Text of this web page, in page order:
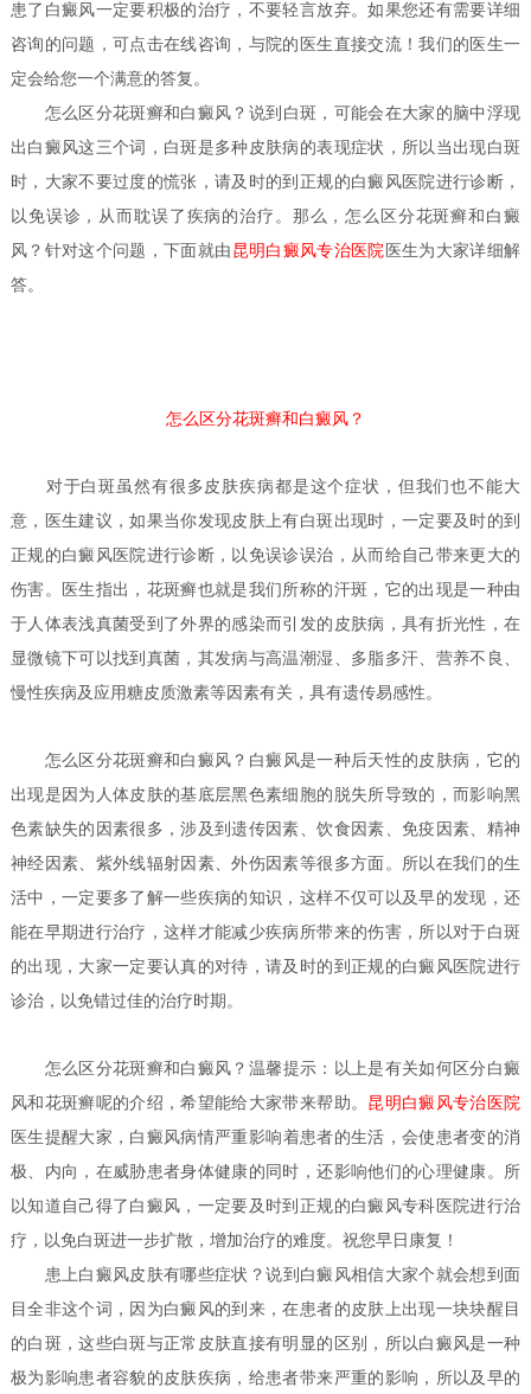
患了白癜风一定要积极的治疗，不要轻言放弃。如果您还有需要详细
咨询的问题，可点击在线咨询，与院的医生直接交流！我们的医生一
定会给您一个满意的答复。
怎么区分花斑癣和白癜风？ 说到白斑，可能会在大家的脑中浮现
出白癜风这三个词，白斑是多种皮肤病的表现症状，所以当出现白斑
时，大家不要过度的慌张，请及时的到正规的白癜风医院进行诊断，
以免误诊，从而耽误了疾病的治疗。那么，怎么区分花斑癣和白癜
风？针对这个问题，下面就由 昆明白癜风专治医院 医生为大家详细解
答。
怎么区分花斑癣和白癜风？
对于白斑虽然有很多皮肤疾病都是这个症状，但我们也不能大
意，医生建议，如果当你发现皮肤上有白斑出现时，一定要及时的到
正规的白癜风医院进行诊断，以免误诊误治，从而给自己带来更大的
伤害。医生指出，花斑癣也就是我们所称的汗斑，它的出现是一种由
于人体表浅真菌受到了外界的感染而引发的皮肤病，具有折光性，在
显微镜下可以找到真菌，其发病与高温潮湿、多脂多汗、营养不良、
慢性疾病及应用糖皮质激素等因素有关，具有遗传易感性。
怎么区分花斑癣和白癜风？ 白癜风是一种后天性的皮肤病，它的
出现是因为人体皮肤的基底层黑色素细胞的脱失所导致的，而影响黑
色素缺失的因素很多，涉及到遗传因素、饮食因素、免疫因素、精神
神经因素、紫外线辐射因素、外伤因素等很多方面。所以在我们的生
活中，一定要多了解一些疾病的知识，这样不仅可以及早的发现，还
能在早期进行治疗，这样才能减少疾病所带来的伤害，所以对于白斑
的出现，大家一定要认真的对待，请及时的到正规的白癜风医院进行
诊治，以免错过佳的治疗时期。
怎么区分花斑癣和白癜风？ 温馨提示：以上是有关如何区分白癜
风和花斑癣呢的介绍，希望能给大家带来帮助。 昆明白癜风专治医院
医生提醒大家，白癜风病情严重影响着患者的生活，会使患者变的消
极、内向，在威胁患者身体健康的同时，还影响他们的心理健康。所
以知道自己得了白癜风，一定要及时到正规的白癜风专科医院进行治
疗，以免白斑进一步扩散，增加治疗的难度。祝您早日康复！
患上白癜风皮肤有哪些症状？说到白癜风相信大家个就会想到面
目全非这个词，因为白癜风的到来，在患者的皮肤上出现一块块醒目
的白斑，这些白斑与正常皮肤直接有明显的区别，所以白癜风是一种
极为影响患者容貌的皮肤疾病，给患者带来严重的影响，所以及早的